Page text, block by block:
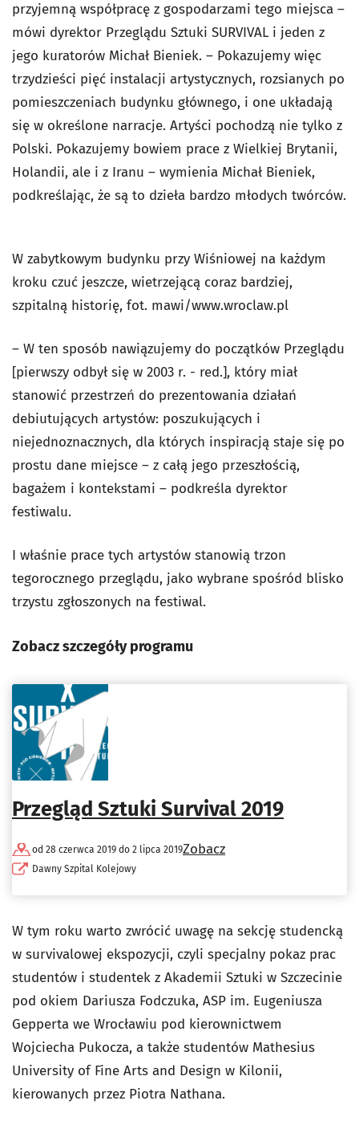
przyjemną współpracę z gospodarzami tego miejsca –
mówi dyrektor Przeglądu Sztuki SURVIVAL i jeden z
jego kuratorów Michał Bieniek. – Pokazujemy więc
trzydzieści pięć instalacji artystycznych, rozsianych po
pomieszczeniach budynku głównego, i one układają
się w określone narracje. Artyści pochodzą nie tylko z
Polski. Pokazujemy bowiem prace z Wielkiej Brytanii,
Holandii, ale i z Iranu – wymienia Michał Bieniek,
podkreślając, że są to dzieła bardzo młodych twórców.
W zabytkowym budynku przy Wiśniowej na każdym
kroku czuć jeszcze, wietrzejącą coraz bardziej,
szpitalną historię, fot. mawi/www.wroclaw.pl
– W ten sposób nawiązujemy do początków Przeglądu
[pierwszy odbył się w 2003 r. - red.], który miał
stanowić przestrzeń do prezentowania działań
debiutujących artystów: poszukujących i
niejednoznacznych, dla których inspiracją staje się po
prostu dane miejsce – z całą jego przeszłością,
bagażem i kontekstami – podkreśla dyrektor
festiwalu.
I właśnie prace tych artystów stanowią trzon
tegorocznego przeglądu, jako wybrane spośród blisko
trzystu zgłoszonych na festiwal.
Zobacz szczegóły programu
Przegląd Sztuki Survival 2019
od 28 czerwca 2019 do 2 lipca 2019
Dawny Szpital Kolejowy
Zobacz
W tym roku warto zwrócić uwagę na sekcję studencką
w survivalowej ekspozycji, czyli specjalny pokaz prac
studentów i studentek z Akademii Sztuki w Szczecinie
pod okiem Dariusza Fodczuka, ASP im. Eugeniusza
Gepperta we Wrocławiu pod kierownictwem
Wojciecha Pukocza, a także studentów Mathesius
University of Fine Arts and Design w Kilonii,
kierowanych przez Piotra Nathana.